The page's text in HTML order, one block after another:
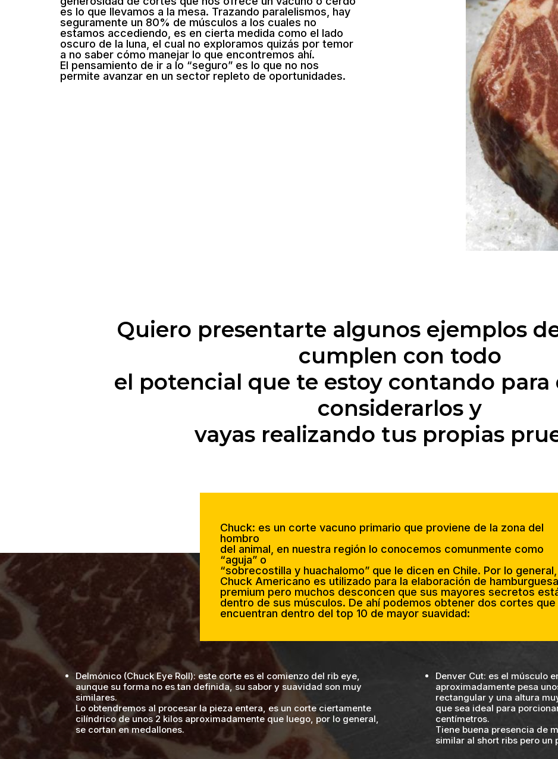
es lo que llevamos a la mesa. Trazando paralelismos, hay
seguramente un 80% de músculos a los cuales no
estamos accediendo, es en cierta medida como el lado
oscuro de la luna, el cual no exploramos quizás por temor
a no saber cómo manejar lo que encontremos ahí.
El pensamiento de ir a lo “seguro” es lo que no nos
permite avanzar en un sector repleto de oportunidades.
Quiero presentarte algunos ejemplos
cumplen con todo
el potencial que te estoy contando para
considerarlos y
vayas realizando tus propias
Chuck: es un corte vacuno primario que proviene de la zona del
hombro
del animal, en nuestra región lo conocemos comunmente como
“aguja” o
“sobrecostilla y huachalomo” que le dicen en Chile. Por lo
Chuck Americano es utilizado para la elaboración de
premium pero muchos desconcen que sus mayores secretos
dentro de sus músculos. De ahí podemos obtener dos cortes que
encuentran dentro del top 10 de mayor suavidad:
Delmónico (Chuck Eye Roll): este corte es el comienzo del rib eye,
aunque su forma no es tan definida, su sabor y suavidad son muy
similares.
Lo obtendremos al procesar la pieza entera, es un corte ciertamente
cilíndrico de unos 2 kilos aproximadamente que luego, por lo general,
se cortan en medallones.
Denver Cut: es el músculo
aproximadamente pesa
rectangular y una altura
que sea ideal para
centímetros.
Tiene buena presencia de
similar al short ribs pero un